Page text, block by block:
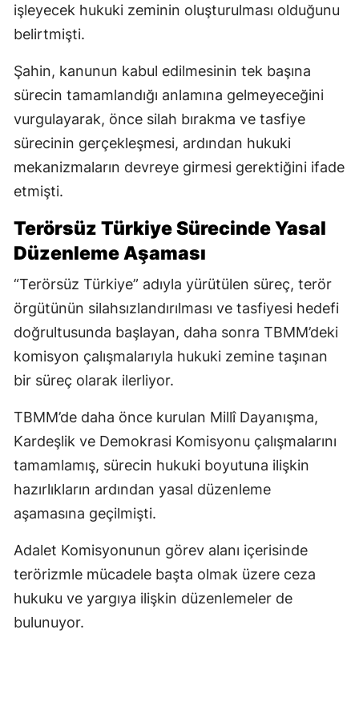
işleyecek hukuki zeminin oluşturulması olduğunu
belirtmişti.
Şahin, kanunun kabul edilmesinin tek başına
sürecin tamamlandığı anlamına gelmeyeceğini
vurgulayarak, önce silah bırakma ve tasfiye
sürecinin gerçekleşmesi, ardından hukuki
mekanizmaların devreye girmesi gerektiğini ifade
etmişti.
Terörsüz Türkiye Sürecinde Yasal
Düzenleme Aşaması
“Terörsüz Türkiye” adıyla yürütülen süreç, terör
örgütünün silahsızlandırılması ve tasfiyesi hedefi
doğrultusunda başlayan, daha sonra TBMM’deki
komisyon çalışmalarıyla hukuki zemine taşınan
bir süreç olarak ilerliyor.
TBMM’de daha önce kurulan Millî Dayanışma,
Kardeşlik ve Demokrasi Komisyonu çalışmalarını
tamamlamış, sürecin hukuki boyutuna ilişkin
hazırlıkların ardından yasal düzenleme
aşamasına geçilmişti.
Adalet Komisyonunun görev alanı içerisinde
terörizmle mücadele başta olmak üzere ceza
hukuku ve yargıya ilişkin düzenlemeler de
bulunuyor.